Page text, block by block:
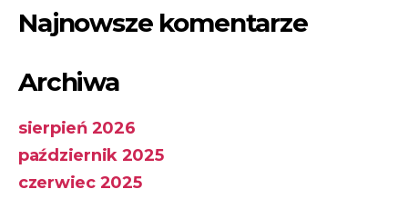
Najnowsze komentarze
Archiwa
sierpień 2026
październik 2025
czerwiec 2025